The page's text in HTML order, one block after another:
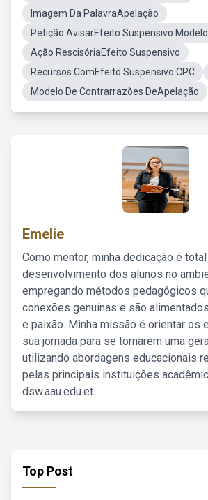
Imagem Da PalavraApelação
Petição AvisarEfeito Suspensivo Modelo
Ação RescisóriaEfeito Suspensivo
Recursos ComEfeito Suspensivo CPC
Modelo De Contrarrazões DeApelação
Emelie
Como mentor, minha dedicação é total
desenvolvimento dos alunos no
empregando métodos pedagógicos
conexões genuínas e são
e paixão. Minha missão é orientar os
sua jornada para se tornarem uma
utilizando abordagens educacionais
pelas principais instituições
dsw.aau.edu.et.
Top Post